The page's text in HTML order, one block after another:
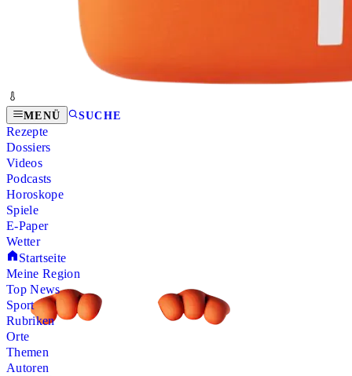
MENÜ SUCHE
Rezepte
Dossiers
Videos
Podcasts
Horoskope
Spiele
E-Paper
Wetter
Startseite
Meine Region
Top News
Sport
Rubriken
Orte
Themen
Autoren